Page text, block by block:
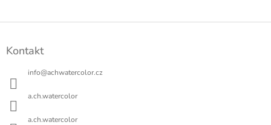
c
á
Kontakt
info@achwatercolor.cz
a.ch.watercolor
a.ch.watercolor